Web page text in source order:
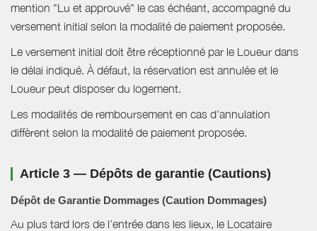
mention "Lu et approuvé" le cas échéant, accompagné du
versement initial selon la modalité de paiement proposée.
Le versement initial doit être réceptionné par le Loueur dans
le délai indiqué. À défaut, la réservation est annulée et le
Loueur peut disposer du logement.
Les modalités de remboursement en cas d'annulation
diffèrent selon la modalité de paiement proposée.
Article 3 — Dépôts de garantie (Cautions)
Dépôt de Garantie Dommages (Caution Dommages)
Au plus tard lors de l’entrée dans les lieux, le Locataire